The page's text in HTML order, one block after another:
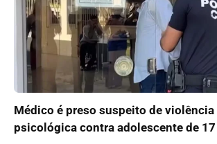
Médico é preso suspeito de violência
psicológica contra adolescente de